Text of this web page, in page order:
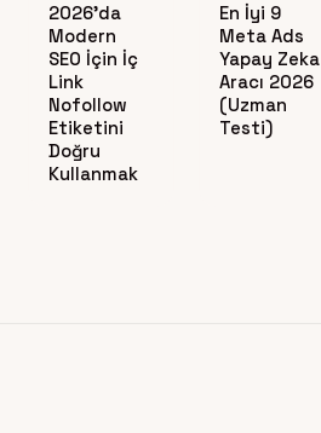
2026’da
Modern
SEO İçin İç
Link
Nofollow
Etiketini
Doğru
Kullanmak
En İyi 9
Meta Ads
Yapay Zeka
Aracı 2026
(Uzman
Testi)